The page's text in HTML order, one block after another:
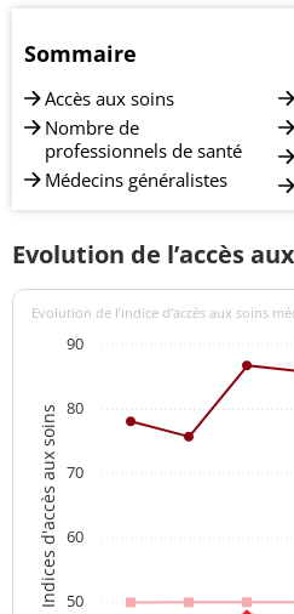
Sommaire
Accès aux soins
Nombre de
professionnels de santé
Médecins généralistes
Evolution de l’accès
Indices d'accès aux soins
Evolution de l’indice d’accès aux soins
50
60
70
80
90